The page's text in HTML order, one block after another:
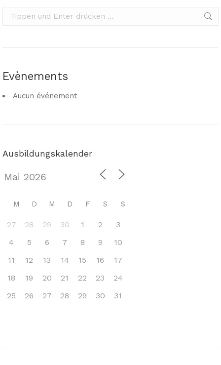
Search:
Evènements
Aucun événement
Ausbildungskalender
M D M D F S S
27 28 29 30 1 2
3
4
5 6 7 8 9
10
11
12 13 14 15 16
17
18
19 20 21 22 23
24
25
26 27 28 29 30 31